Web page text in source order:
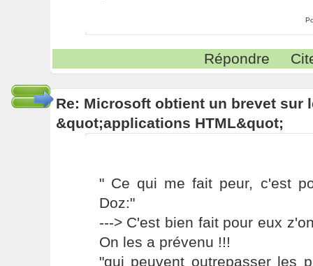
Répondre
Re: Microsoft obtient un brevet sur
&quot;applications HTML&quot;
" Ce qui me fait peur, c'est
Doz:"
---> C'est bien fait pour eux
On les a prévenu !!!
"qui peuvent outrepasser les